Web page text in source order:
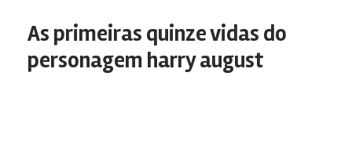
As primeiras quinze vidas do
personagem harry august